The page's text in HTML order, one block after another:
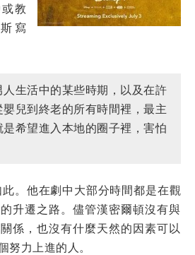
教
寫
生活中的某些時期，以及在許
兒到終老的所有時間裡，最主
希望進入本地的圈子裡，害怕
此。他在劇中大部分時間都是在觀
升遷之路。儘管漢密爾頓沒有與
係，也沒有什麼天然的因素可以
努力上進的人。